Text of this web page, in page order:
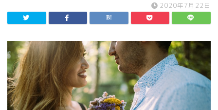
2020年7月22日